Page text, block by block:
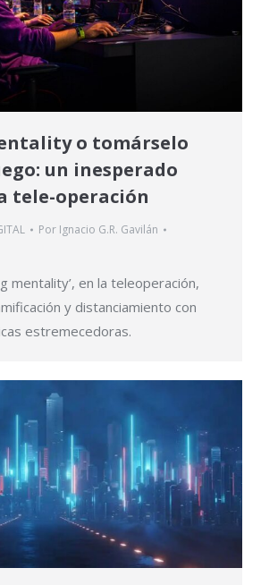
o tomárselo
un inesperado
tele-operación
Por Ignacio G.R. Gavilán
mentality’, en la teleoperación,
y distanciamiento con
estremecedoras.